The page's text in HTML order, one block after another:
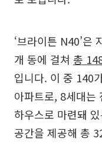
‘브라이튼 N40’은
개 동에 걸쳐 총
입니다. 이 중 140
아파트로, 8세대는
하우스로 마련돼
공간을 제공해 총